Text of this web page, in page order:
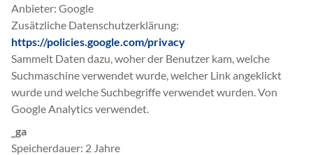
Anbieter Google
Zusätzliche Datenschutzerklärung
https://policies.google.com/privacy
Sammelt Daten dazu, woher der Benutzer kam, welche
Suchmaschine verwendet wurde, welcher Link angeklickt
wurde und welche Suchbegriffe verwendet wurden. Von
Google Analytics verwendet.
_ga
Speicherdauer 2 Jahre